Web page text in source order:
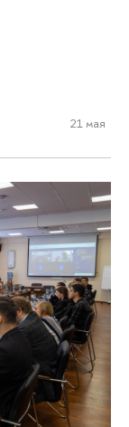
21 мая